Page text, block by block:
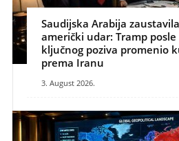
Saudijska Arabija
američki udar: Tramp posle
ključnog poziva promenio
prema Iranu
3. August 2026.